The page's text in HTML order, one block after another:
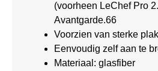
(voorheen LeChef Pro
Avantgarde.66
Voorzien van sterke
Eenvoudig zelf aan te
Materiaal: glasfiber